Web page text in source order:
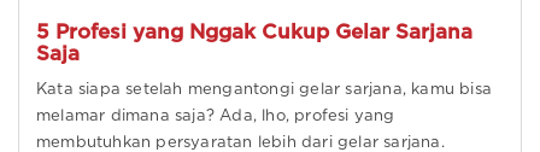
5 Profesi yang Nggak Cukup Gelar Sarjana
Saja
Kata siapa setelah mengantongi gelar sarjana, kamu bisa
melamar dimana saja? Ada, lho, profesi yang
membutuhkan persyaratan lebih dari gelar sarjana.